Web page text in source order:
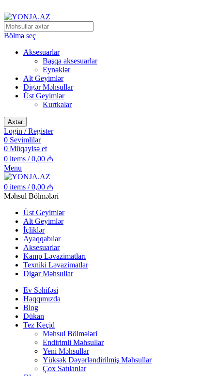
Bölmə seç
Aksesuarlar
Başqa aksesuarlar
Eynəklər
Alt Geyimlər
Digər Məhsullar
Üst Geyimlər
Kurtkalar
Axtar
Login / Register
0 Sevimlilər
0 Müqayisə et
0 items / 0,00 ₼
Menu
0 items / 0,00 ₼
Məhsul Bölmələri
Üst Geyimlər
Alt Geyimlər
İçliklər
Ayaqqabılar
Aksesuarlar
Kamp Ləvazimatları
Texniki Ləvazimatlar
Digər Məhsullar
Ev Səhifəsi
Haqqımızda
Blog
Dükan
Tez Keçid
Məhsul Bölmələri
Endirimli Məhsullar
Yeni Məhsullar
Yüksək Dəyərləndirilmiş Məhsullar
Çox Satılanlar